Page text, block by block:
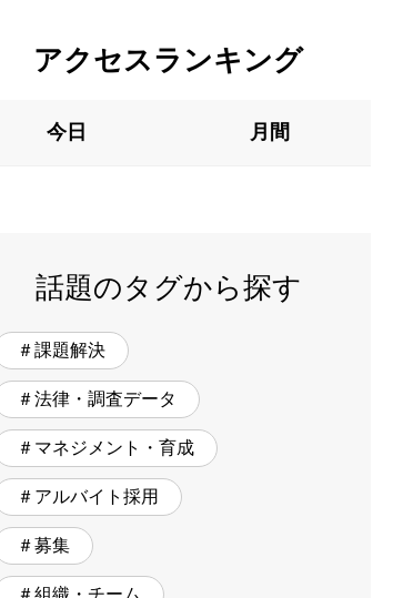
アクセスランキング
今日 月間
話題のタグから探す
＃課題解決
＃法律・調査データ
＃マネジメント・育成
＃アルバイト採用
＃募集
＃組織・チーム